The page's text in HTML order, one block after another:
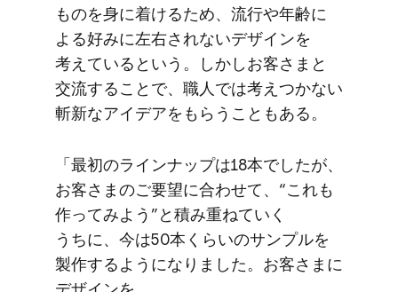
ものを​身に​着ける​ため、​流行や​年齢に​
よる​好みに​左右されない​デザインを​
考えていると​いう。​しかし​お客さまと​
交流する​ことで、​職人では​考えつかない​
斬新な​アイデアを​もらうこともある。
「最初の​ラインナップは​18本で​したが、​
お客さまの​ご要望に​合わせて、​“これも​
作ってみよう”と​積み重ねていく​
うちに、​今は​50本くらいの​サンプルを​
製作するようになりました。​お客さまに​